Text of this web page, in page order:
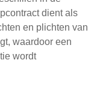
dient als
en plichten van
waardoor een
wordt